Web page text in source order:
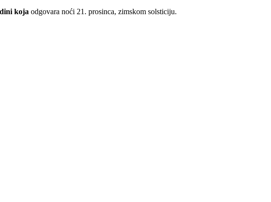
koja odgovara noći 21. prosinca, zimskom solsticiju.